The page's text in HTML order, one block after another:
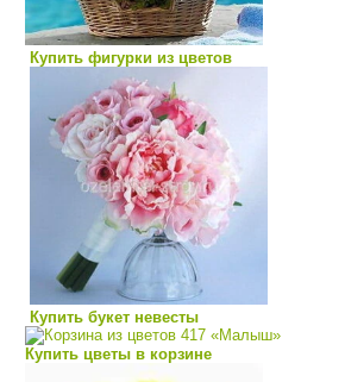
Купить фигурки из цветов
Купить букет невесты
Купить цветы в корзине